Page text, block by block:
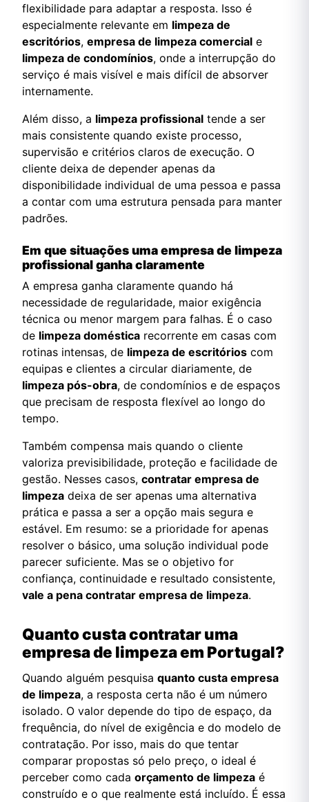
flexibilidade para adaptar a resposta. Isso é
especialmente relevante em limpeza de
escritórios, empresa de limpeza comercial e
limpeza de condomínios, onde a interrupção do
serviço é mais visível e mais difícil de absorver
internamente.
Além disso, a limpeza profissional tende a ser
mais consistente quando existe processo,
supervisão e critérios claros de execução. O
cliente deixa de depender apenas da
disponibilidade individual de uma pessoa e passa
a contar com uma estrutura pensada para manter
padrões.
Em que situações uma empresa de limpeza
profissional ganha claramente
A empresa ganha claramente quando há
necessidade de regularidade, maior exigência
técnica ou menor margem para falhas. É o caso
de limpeza doméstica recorrente em casas com
rotinas intensas, de limpeza de escritórios com
equipas e clientes a circular diariamente, de
limpeza pós-obra, de condomínios e de espaços
que precisam de resposta flexível ao longo do
tempo.
Também compensa mais quando o cliente
valoriza previsibilidade, proteção e facilidade de
gestão. Nesses casos, contratar empresa de
limpeza deixa de ser apenas uma alternativa
prática e passa a ser a opção mais segura e
estável. Em resumo: se a prioridade for apenas
resolver o básico, uma solução individual pode
parecer suficiente. Mas se o objetivo for
confiança, continuidade e resultado consistente,
vale a pena contratar empresa de limpeza.
Quanto custa contratar uma
empresa de limpeza em Portugal?
Quando alguém pesquisa quanto custa empresa
de limpeza, a resposta certa não é um número
isolado. O valor depende do tipo de espaço, da
frequência, do nível de exigência e do modelo de
contratação. Por isso, mais do que tentar
comparar propostas só pelo preço, o ideal é
perceber como cada orçamento de limpeza é
construído e o que realmente está incluído. É essa